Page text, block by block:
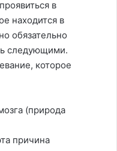
в
находится в
обязательно
следующими.
которое
(природа
причина